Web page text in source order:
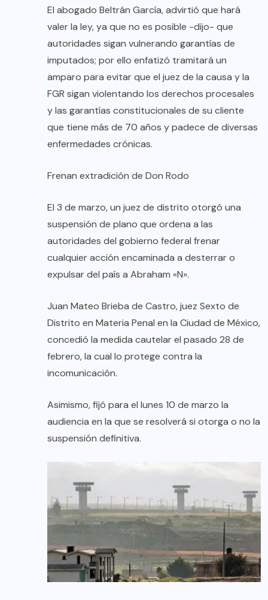
El abogado Beltrán García, advirtió que hará
valer la ley, ya que no es posible -dijo- que
autoridades sigan vulnerando garantías de
imputados; por ello enfatizó tramitará un
amparo para evitar que el juez de la causa y la
FGR sigan violentando los derechos procesales
y las garantías constitucionales de su cliente
que tiene más de 70 años y padece de diversas
enfermedades crónicas.
Frenan extradición de Don Rodo
El 3 de marzo, un juez de distrito otorgó una
suspensión de plano que ordena a las
autoridades del gobierno federal frenar
cualquier acción encaminada a desterrar o
expulsar del país a Abraham «N».
Juan Mateo Brieba de Castro, juez Sexto de
Distrito en Materia Penal en la Ciudad de México,
concedió la medida cautelar el pasado 28 de
febrero, la cual lo protege contra la
incomunicación.
Asimismo, fijó para el lunes 10 de marzo la
audiencia en la que se resolverá si otorga o no la
suspensión definitiva.